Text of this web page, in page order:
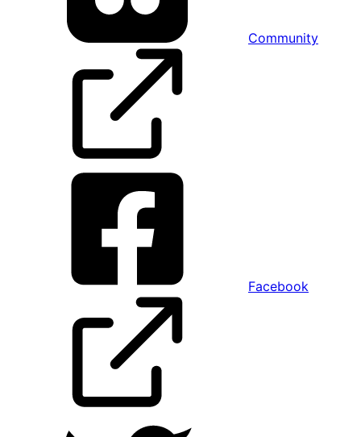
Community
Facebook